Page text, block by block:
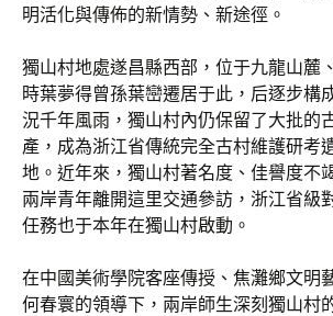
明活化與傳佈的新情勢、新途徑。
獨山村地處遂昌縣西部，位于九龍山麓
時葉夢得曾孫葉巒遷居于此，后逐步構
況千年風雨，獨山村內仍保留了大批的
產，成為浙江省傳統完全古村維護研考
地。近年來，獨山村著名度、佳譽度不
兩岸青年離開這里交通參訪，浙江省級
任務也于本年在獨山村啟動。
在中國美術學院客座傳授、焦灘鄉文明
何春寰的領導下，兩岸師生深刻獨山村